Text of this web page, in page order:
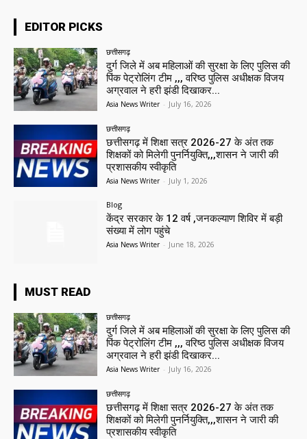
EDITOR PICKS
छत्तीसगढ़
दुर्ग जिले में अब महिलाओं की सुरक्षा के लिए पुलिस की
पिंक पेट्रोलिंग टीम ,,, वरिष्ठ पुलिस अधीक्षक विजय
अग्रवाल ने हरी झंडी दिखाकर...
Asia News Writer - July 16, 2026
छत्तीसगढ़
छत्तीसगढ़ में शिक्षा सत्र 2026-27 के अंत तक
शिक्षकों को मिलेगी पुनर्नियुक्ति,,,शासन ने जारी की
प्रशासकीय स्वीकृति
Asia News Writer - July 1, 2026
Blog
केंद्र सरकार के 12 वर्ष ,जनकल्याण शिविर में बड़ी
संख्या में लोग पहुंचे
Asia News Writer - June 18, 2026
MUST READ
छत्तीसगढ़
दुर्ग जिले में अब महिलाओं की सुरक्षा के लिए पुलिस की
पिंक पेट्रोलिंग टीम ,,, वरिष्ठ पुलिस अधीक्षक विजय
अग्रवाल ने हरी झंडी दिखाकर...
Asia News Writer - July 16, 2026
छत्तीसगढ़
छत्तीसगढ़ में शिक्षा सत्र 2026-27 के अंत तक
शिक्षकों को मिलेगी पुनर्नियुक्ति,,,शासन ने जारी की
प्रशासकीय स्वीकृति